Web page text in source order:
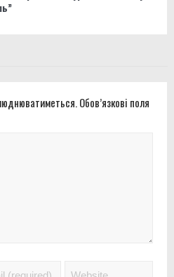
Обов’язкові поля